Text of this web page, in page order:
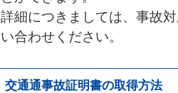
詳細につきましては、事故
い合わせください。
交通通事故証明書の取得方法